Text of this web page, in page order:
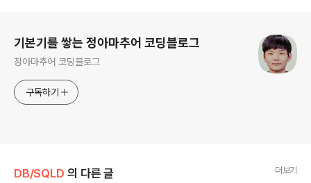
기본기를 쌓는 정아마추어 코딩블로그
정아마추어 코딩블로그
구독하기
DB/SQLD 의 다른 글 더보기